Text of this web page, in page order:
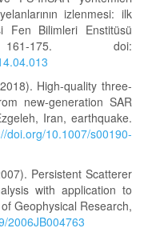
izlenmesi: ilk
Fen Bilimleri Enstitüsü
175. doi:
High-quality three-
new-generation SAR
Iran, earthquake.
doi.org/10.1007/s00190-
Persistent Scatterer
with application to
Geophysical Research,
2006JB004763